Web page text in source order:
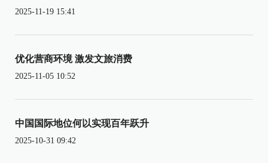
2025-11-19 15:41
优化营商环境 激发文旅消费
2025-11-05 10:52
中国国际地位何以实现百年跃升
2025-10-31 09:42